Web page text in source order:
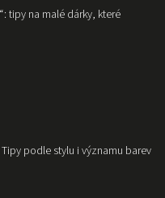
tipy na malé dárky, které
podle stylu i významu barev